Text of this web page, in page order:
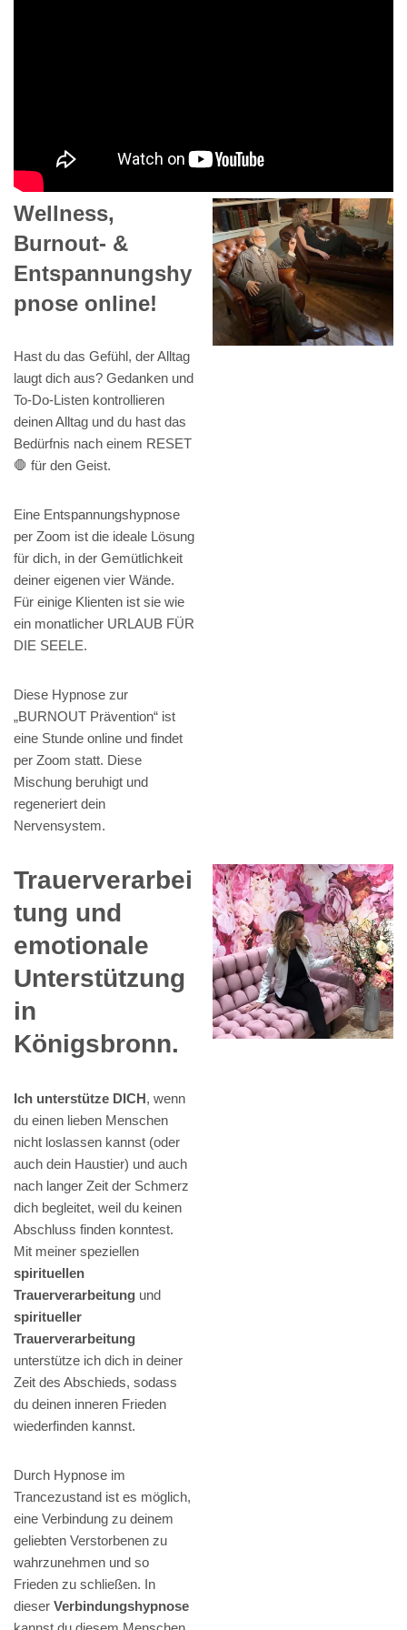
Wellness,
Burnout- &
Entspannungshy
pnose online!
Hast du das Gefühl, der Alltag
laugt dich aus? Gedanken und
To-Do-Listen kontrollieren
deinen Alltag und du hast das
Bedürfnis nach einem RESET
🛑 für den Geist.
Eine Entspannungshypnose
per Zoom ist die ideale Lösung
für dich, in der Gemütlichkeit
deiner eigenen vier Wände.
Für einige Klienten ist sie wie
ein monatlicher URLAUB FÜR
DIE SEELE.
Diese Hypnose zur
„BURNOUT Prävention“ ist
eine Stunde online und findet
per Zoom statt. Diese
Mischung beruhigt und
regeneriert dein
Nervensystem.
Trauerverarbei
tung und
emotionale
Unterstützung
in
Königsbronn.
Ich unterstütze DICH, wenn
du einen lieben Menschen
nicht loslassen kannst (oder
auch dein Haustier) und auch
nach langer Zeit der Schmerz
dich begleitet, weil du keinen
Abschluss finden konntest.
Mit meiner speziellen
spirituellen
Trauerverarbeitung und
spiritueller
Trauerverarbeitung
unterstütze ich dich in deiner
Zeit des Abschieds, sodass
du deinen inneren Frieden
wiederfinden kannst.
Durch Hypnose im
Trancezustand ist es möglich,
eine Verbindung zu deinem
geliebten Verstorbenen zu
wahrzunehmen und so
Frieden zu schließen. In
dieser Verbindungshypnose